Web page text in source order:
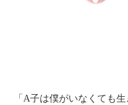
「A子は僕がいなくても